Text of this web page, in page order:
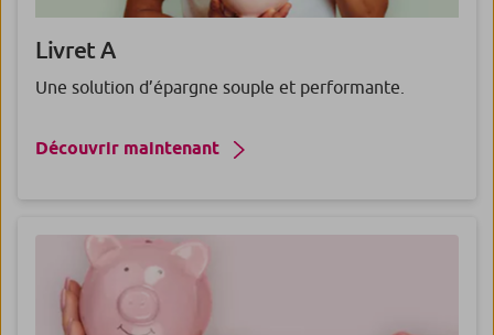
LivretA
Une solution d’épargne souple et performante.
Découvrir maintenant